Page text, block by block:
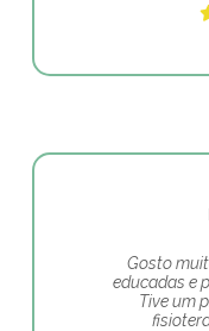
Gosto
educadas e
Tive um